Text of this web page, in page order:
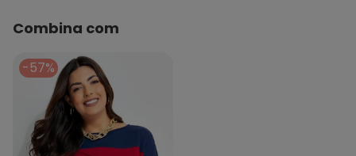
Combina com
-57%